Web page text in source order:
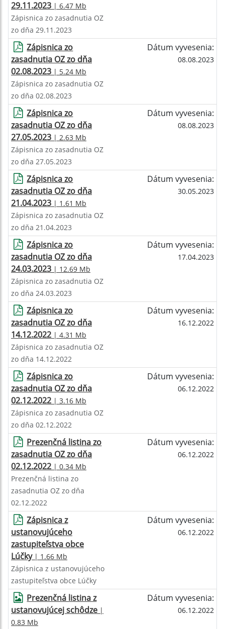
29.11.2023 | 6.47 Mb
Zápisnica zo zasadnutia OZ
zo dňa 29.11.2023
Zápisnica zo
zasadnutia OZ zo dňa
02.08.2023 | 5.24 Mb
Dátum vyvesenia:
08.08.2023
Zápisnica zo zasadnutia OZ
zo dňa 02.08.2023
Zápisnica zo
zasadnutia OZ zo dňa
27.05.2023 | 2.63 Mb
Dátum vyvesenia:
08.08.2023
Zápisnica zo zasadnutia OZ
zo dňa 27.05.2023
Zápisnica zo
zasadnutia OZ zo dňa
21.04.2023 | 1.61 Mb
Dátum vyvesenia:
30.05.2023
Zápisnica zo zasadnutia OZ
zo dňa 21.04.2023
Zápisnica zo
zasadnutia OZ zo dňa
24.03.2023 | 12.69 Mb
Dátum vyvesenia:
17.04.2023
Zápisnica zo zasadnutia OZ
zo dňa 24.03.2023
Zápisnica zo
zasadnutia OZ zo dňa
14.12.2022 | 4.31 Mb
Dátum vyvesenia:
16.12.2022
Zápisnica zo zasadnutia OZ
zo dňa 14.12.2022
Zápisnica zo
zasadnutia OZ zo dňa
02.12.2022 | 3.16 Mb
Dátum vyvesenia:
06.12.2022
Zápisnica zo zasadnutia OZ
zo dňa 02.12.2022
Prezenčná listina zo
zasadnutia OZ zo dňa
02.12.2022 | 0.34 Mb
Dátum vyvesenia:
06.12.2022
Prezenčná listina zo
zasadnutia OZ zo dňa
02.12.2022
Zápisnica z
ustanovujúceho
zastupiteľstva obce
Lúčky| 1.66 Mb
Dátum vyvesenia:
06.12.2022
Zápisnica z ustanovujúceho
zastupiteľstva obce Lúčky
Prezenčná listina z
ustanovujúcej schôdze |
0.83 Mb
Dátum vyvesenia:
06.12.2022